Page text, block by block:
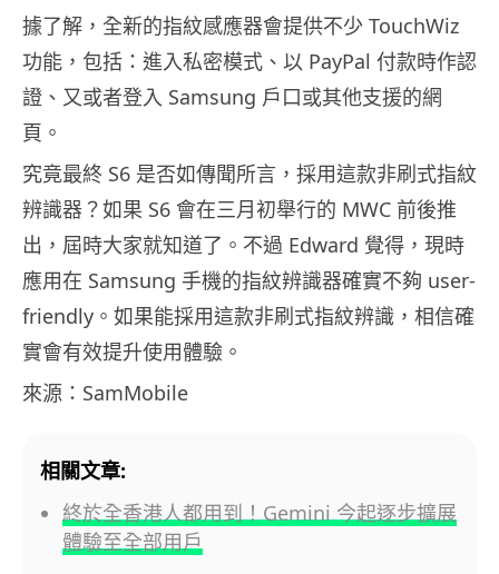
據了解，全新的指紋感應器會提供不少 TouchWiz
功能，包括：進入私密模式、以 PayPal 付款時作認
證、又或者登入 Samsung 戶口或其他支援的網
頁。
究竟最終 S6 是否如傳聞所言，採用這款非刷式指紋
辨識器？如果 S6 會在三月初舉行的 MWC 前後推
出，屆時大家就知道了。不過 Edward 覺得，現時
應用在 Samsung 手機的指紋辨識器確實不夠 user-
friendly。如果能採用這款非刷式指紋辨識，相信確
實會有效提升使用體驗。
來源：SamMobile
相關文章:
終於全香港人都用到！Gemini 今起逐步擴展
體驗至全部用戶